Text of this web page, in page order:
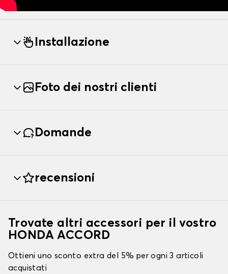
Installazione
Foto dei nostri clienti
Domande
recensioni
Trovate altri accessori per il vostro
HONDA ACCORD
Ottieni uno sconto extra del 5% per ogni 3 articoli
acquistati